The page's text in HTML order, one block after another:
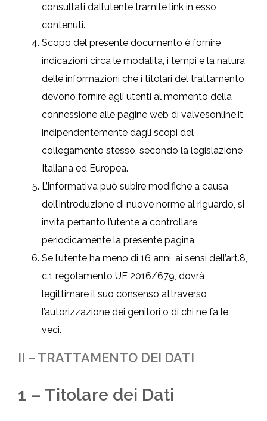
consultati dall’utente tramite link in esso
contenuti.
Scopo del presente documento è fornire
indicazioni circa le modalità, i tempi e la natura
delle informazioni che i titolari del trattamento
devono fornire agli utenti al momento della
connessione alle pagine web di valvesonline.it,
indipendentemente dagli scopi del
collegamento stesso, secondo la legislazione
Italiana ed Europea.
L’informativa può subire modifiche a causa
dell’introduzione di nuove norme al riguardo, si
invita pertanto l’utente a controllare
periodicamente la presente pagina.
Se l’utente ha meno di 16 anni, ai sensi dell’art.8,
c.1 regolamento UE 2016/679, dovrà
legittimare il suo consenso attraverso
l’autorizzazione dei genitori o di chi ne fa le
veci.
II – TRATTAMENTO DEI DATI
1 – Titolare dei Dati